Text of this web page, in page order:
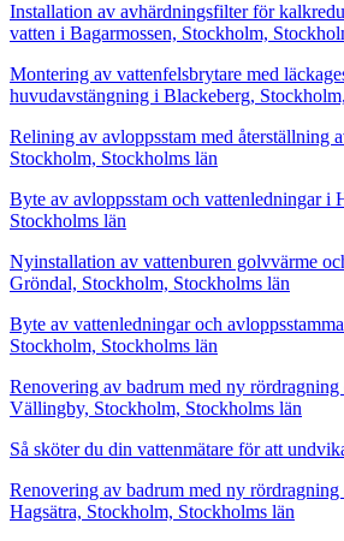
Installation av avhärdningsfilter för
vatten i Bagarmossen, Stockholm,
Montering av vattenfelsbrytare med
huvudavstängning i Blackeberg,
Relining av avloppsstam med återställning
Stockholm, Stockholms län
Byte av avloppsstam och vattenledningar i
Stockholms län
Nyinstallation av vattenburen golvvärme
Gröndal, Stockholm, Stockholms län
Byte av vattenledningar och
Stockholm, Stockholms län
Renovering av badrum med ny
Vällingby, Stockholm, Stockholms län
Så sköter du din vattenmätare för att
Renovering av badrum med ny
Hagsätra, Stockholm, Stockholms län